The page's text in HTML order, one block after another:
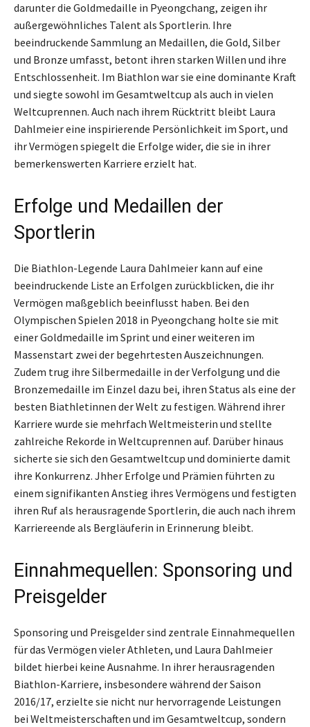
darunter die Goldmedaille in Pyeongchang, zeigen ihr
außergewöhnliches Talent als Sportlerin. Ihre
beeindruckende Sammlung an Medaillen, die Gold, Silber
und Bronze umfasst, betont ihren starken Willen und ihre
Entschlossenheit. Im Biathlon war sie eine dominante Kraft
und siegte sowohl im Gesamtweltcup als auch in vielen
Weltcuprennen. Auch nach ihrem Rücktritt bleibt Laura
Dahlmeier eine inspirierende Persönlichkeit im Sport, und
ihr Vermögen spiegelt die Erfolge wider, die sie in ihrer
bemerkenswerten Karriere erzielt hat.
Erfolge und Medaillen der
Sportlerin
Die Biathlon-Legende Laura Dahlmeier kann auf eine
beeindruckende Liste an Erfolgen zurückblicken, die ihr
Vermögen maßgeblich beeinflusst haben. Bei den
Olympischen Spielen 2018 in Pyeongchang holte sie mit
einer Goldmedaille im Sprint und einer weiteren im
Massenstart zwei der begehrtesten Auszeichnungen.
Zudem trug ihre Silbermedaille in der Verfolgung und die
Bronzemedaille im Einzel dazu bei, ihren Status als eine der
besten Biathletinnen der Welt zu festigen. Während ihrer
Karriere wurde sie mehrfach Weltmeisterin und stellte
zahlreiche Rekorde in Weltcuprennen auf. Darüber hinaus
sicherte sie sich den Gesamtweltcup und dominierte damit
ihre Konkurrenz. Jhher Erfolge und Prämien führten zu
einem signifikanten Anstieg ihres Vermögens und festigten
ihren Ruf als herausragende Sportlerin, die auch nach ihrem
Karriereende als Bergläuferin in Erinnerung bleibt.
Einnahmequellen: Sponsoring und
Preisgelder
Sponsoring und Preisgelder sind zentrale Einnahmequellen
für das Vermögen vieler Athleten, und Laura Dahlmeier
bildet hierbei keine Ausnahme. In ihrer herausragenden
Biathlon-Karriere, insbesondere während der Saison
2016/17, erzielte sie nicht nur hervorragende Leistungen
bei Weltmeisterschaften und im Gesamtweltcup, sondern